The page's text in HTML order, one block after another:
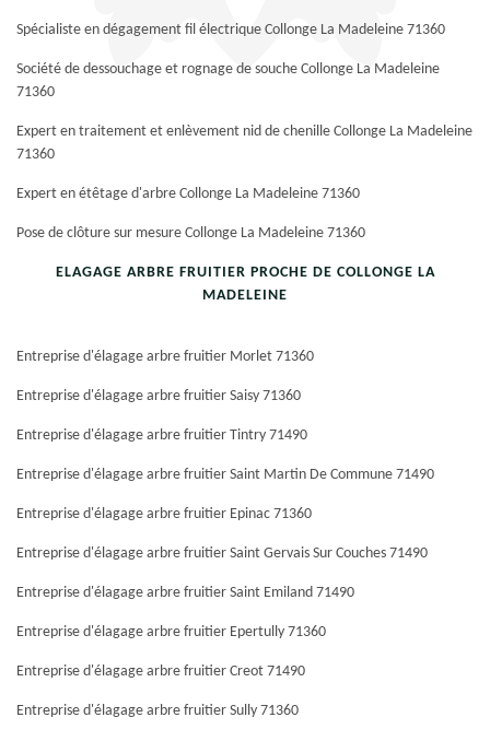
Spécialiste en dégagement fil électrique Collonge La Madeleine 71360
Société de dessouchage et rognage de souche Collonge La Madeleine
71360
Expert en traitement et enlèvement nid de chenille Collonge La Madeleine
71360
Expert en étêtage d'arbre Collonge La Madeleine 71360
Pose de clôture sur mesure Collonge La Madeleine 71360
ELAGAGE ARBRE FRUITIER PROCHE DE COLLONGE LA
MADELEINE
Entreprise d'élagage arbre fruitier Morlet 71360
Entreprise d'élagage arbre fruitier Saisy 71360
Entreprise d'élagage arbre fruitier Tintry 71490
Entreprise d'élagage arbre fruitier Saint Martin De Commune 71490
Entreprise d'élagage arbre fruitier Epinac 71360
Entreprise d'élagage arbre fruitier Saint Gervais Sur Couches 71490
Entreprise d'élagage arbre fruitier Saint Emiland 71490
Entreprise d'élagage arbre fruitier Epertully 71360
Entreprise d'élagage arbre fruitier Creot 71490
Entreprise d'élagage arbre fruitier Sully 71360